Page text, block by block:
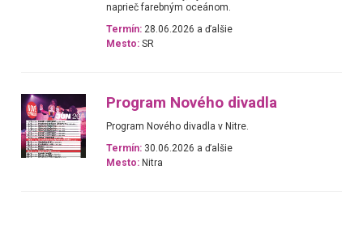
naprieč farebným oceánom.
Termín: 28.06.2026 a ďalšie
Mesto: SR
Program Nového divadla
Program Nového divadla v Nitre.
Termín: 30.06.2026 a ďalšie
Mesto: Nitra